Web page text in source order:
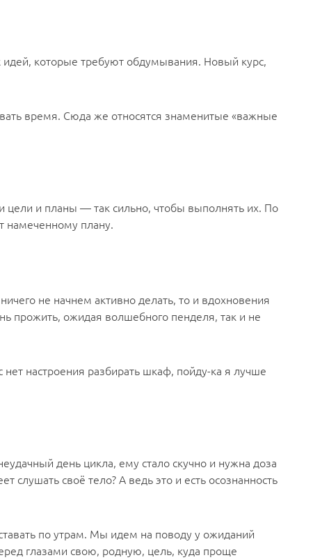
которые требуют обдумывания. Новый курс,
время. Сюда же относятся знаменитые «важные
цели и планы — так сильно, чтобы выполнять их. По
плану.
не начнем активно делать, то и вдохновения
прожить, ожидая волшебного пенделя, так и не
настроения разбирать шкаф, пойду-ка я лучше
день цикла, ему стало скучно и нужна доза
слушать своё тело? А ведь это и есть осознанность
по утрам. Мы идем на поводу у ожиданий
глазами свою, родную, цель, куда проще